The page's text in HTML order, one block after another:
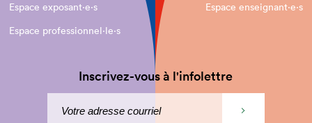
Espace exposant·e⋅s
Espace enseignant·e⋅s
Espace professionnel·le⋅s
Inscrivez-vous à l'infolettre